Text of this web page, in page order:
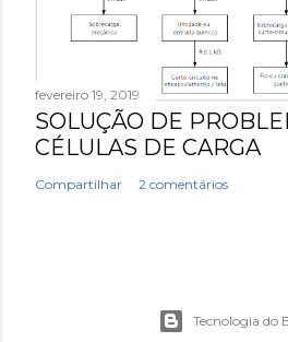
fevereiro 19, 2019
SOLUÇÃO DE
CÉLULAS DE CARGA
Compartilhar 2 comentários
Tecnologia do